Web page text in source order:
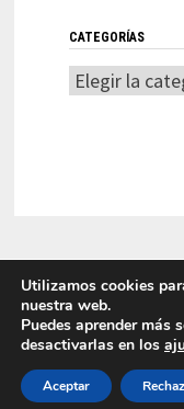
CATEGORÍAS
Categorías
LITI 2025 Laboratorio
Información Funciona
Utilizamos cookies
nuestra web.
Puedes aprender más
desactivarlas en los
Aceptar